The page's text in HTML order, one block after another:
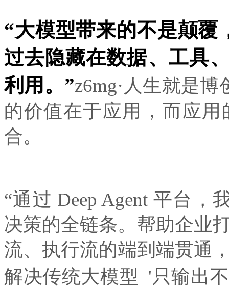
“大模型带来的不是颠覆
过去隐藏在数据、工具
利用。”z6mg·人生就是博
的价值在于应用，而
合。
“通过 Deep Agent 平台
决策的全链条。帮助企业打
流、执行流的端到端贯通
解决传统大模型 '只输出